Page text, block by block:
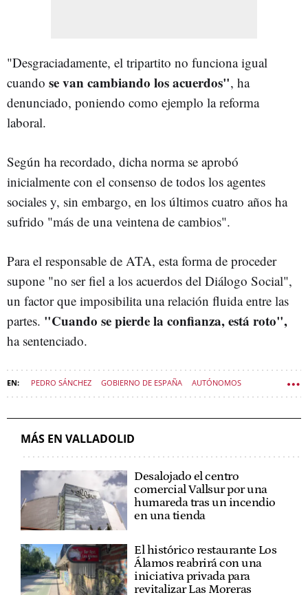
"Desgraciadamente, el tripartito no funciona igual
cuando se van cambiando los acuerdos", ha
denunciado, poniendo como ejemplo la reforma
laboral.
Según ha recordado, dicha norma se aprobó
inicialmente con el consenso de todos los agentes
sociales y, sin embargo, en los últimos cuatro años ha
sufrido "más de una veintena de cambios".
Para el responsable de ATA, esta forma de proceder
supone "no ser fiel a los acuerdos del Diálogo Social",
un factor que imposibilita una relación fluida entre las
partes. "Cuando se pierde la confianza, está roto",
ha sentenciado.
PEDRO SÁNCHEZ GOBIERNO DE ESPAÑA AUTÓNOMOS
MÁS EN VALLADOLID
Desalojado el centro
comercial Vallsur por una
humareda tras un incendio
en una tienda
El histórico restaurante Los
Álamos reabrirá con una
iniciativa privada para
revitalizar Las Moreras